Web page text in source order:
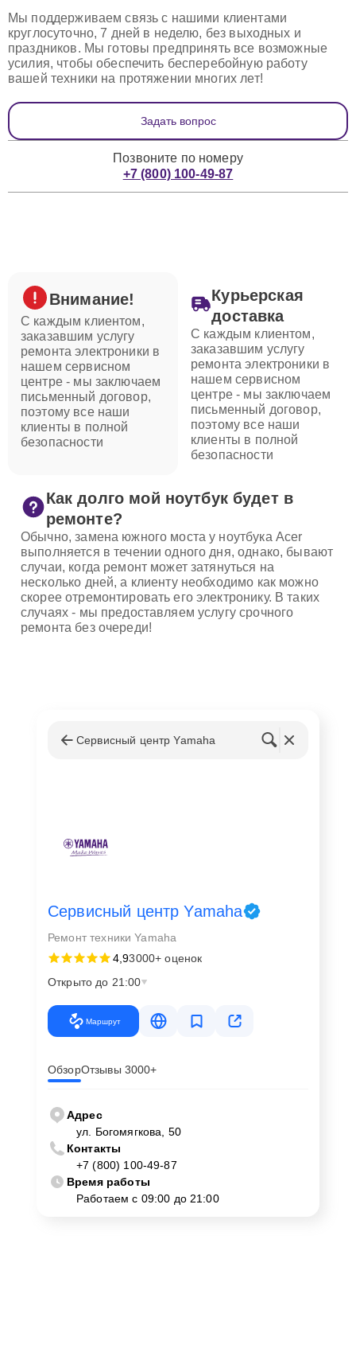
Мы поддерживаем связь с нашими клиентами
круглосуточно, 7 дней в неделю, без выходных и
праздников. Мы готовы предпринять все возможные
усилия, чтобы обеспечить бесперебойную работу
вашей техники на протяжении многих лет!
Задать вопрос
Позвоните по номеру
+7 (800) 100-49-87
Внимание!
С каждым клиентом,
заказавшим услугу
ремонта электроники в
нашем сервисном
центре - мы заключаем
письменный договор,
поэтому все наши
клиенты в полной
безопасности
Курьерская
доставка
С каждым клиентом,
заказавшим услугу
ремонта электроники в
нашем сервисном
центре - мы заключаем
письменный договор,
поэтому все наши
клиенты в полной
безопасности
Как долго мой ноутбук будет в
ремонте?
Обычно, замена южного моста у ноутбука Acer
выполняется в течении одного дня, однако, бывают
случаи, когда ремонт может затянуться на
несколько дней, а клиенту необходимо как можно
скорее отремонтировать его электронику. В таких
случаях - мы предоставляем услугу срочного
ремонта без очереди!
Сервисный центр Yamaha
Сервисный центр Yamaha
Ремонт техники Yamaha
4,93000+ оценок
Открыто до 21:00
Маршрут
ОбзорОтзывы 3000+
Адрес
ул. Богомягкова, 50
Контакты
+7 (800) 100-49-87
Время работы
Работаем с 09:00 до 21:00